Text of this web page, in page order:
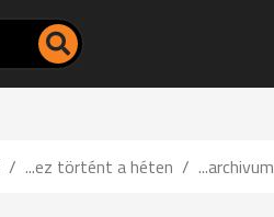
...ez történt a héten ...archivum